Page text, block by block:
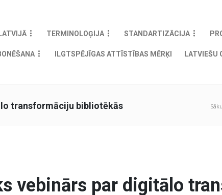
TERMINOLOĢIJA STANDARTIZĀCIJA
ILGTSPĒJĪGAS ATTĪSTĪBAS MĒRĶI LATVIEŠU
transformāciju bibliotēkās
vebinārs par digitālo